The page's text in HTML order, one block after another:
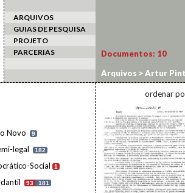
ARQUIVOS
GUIAS DE PESQUISA
PROJETO
PARCERIAS
Novo 9
legal 182
Social 1
93 181
Documentos: 10
Arquivos >Artur
Comunicados AAEE
ordenar